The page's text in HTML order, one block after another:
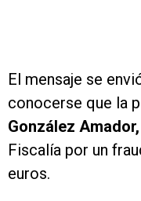
El mensaje se
conocerse que la
González Amador,
Fiscalía por un
euros.